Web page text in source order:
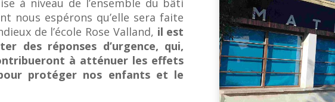
à niveau de l’ensemble du bâti
nous espérons qu’elle sera faite
de l’école Rose Valland, il est
des réponses d’urgence, qui,
à atténuer les effets
protéger nos enfants et le